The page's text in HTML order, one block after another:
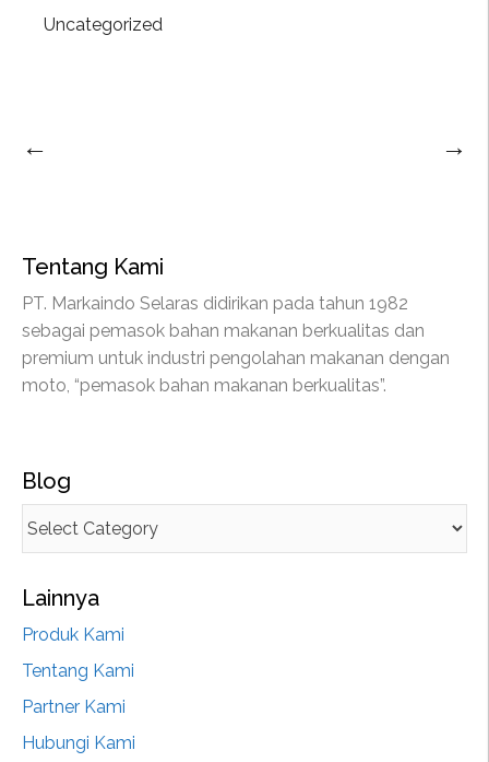
Uncategorized
← →
Tentang Kami
PT. Markaindo Selaras didirikan pada tahun 1982
sebagai pemasok bahan makanan berkualitas dan
premium untuk industri pengolahan makanan dengan
moto, “pemasok bahan makanan berkualitas”.
Blog
Lainnya
Produk Kami
Tentang Kami
Partner Kami
Hubungi Kami